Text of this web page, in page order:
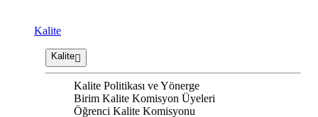
Kalite
Kalite
Kalite Politikası ve Yönerge
Birim Kalite Komisyon Üyeleri
Öğrenci Kalite Komisyonu